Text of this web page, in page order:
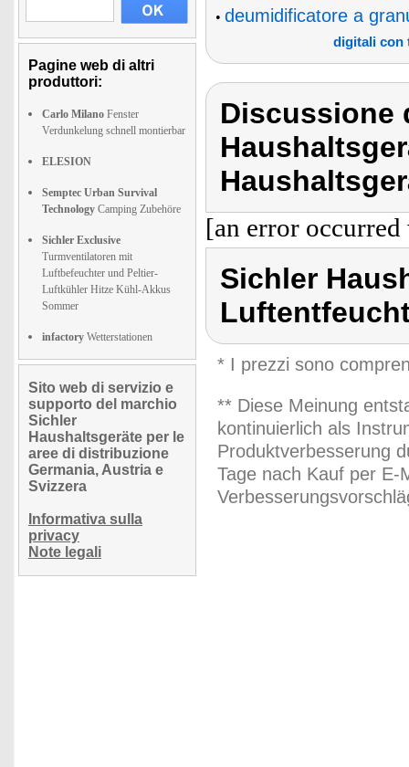
Pagine web di altri
produttori:
Carlo Milano Fenster
Verdunkelung schnell montierbar
ELESION
Semptec Urban Survival
Technology Camping Zubehöre
Sichler Exclusive
Turmventilatoren mit
Luftbefeuchter und Peltier-
Luftkühler Hitze Kühl-Akkus
Sommer
infactory Wetterstationen
Sito web di servizio e
supporto del marchio
Sichler
Haushaltsgeräte per le
aree di distribuzione
Germania, Austria e
Svizzera
Informativa sulla
privacy
Note legali
• deumidificatore a
digitali con
Discussione
[an error
Sichler
* I prezzi sono
** Diese Meinung
kontinuierlich als
Produktverbesserung
Tage nach Kauf per E-